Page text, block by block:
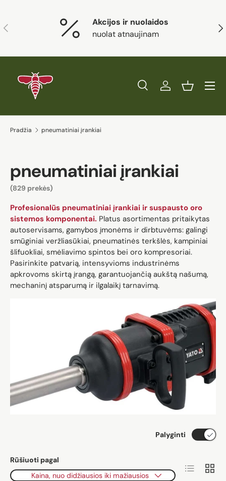
Ankstesnis
Akcijos ir nuolaidos
nuolat atnaujinam
Ieškoti
Prekės tipas
PaieškaPrisijungtiKrepšelis
Pradžia pneumatiniai įrankiai
pneumatiniai įrankiai
(829 prekės)
Profesionalūs pneumatiniai įrankiai ir suspausto oro
sistemos komponentai. Platus asortimentas pritaikytas
autoservisams, gamybos įmonėms ir dirbtuvėms: galingi
smūginiai veržliasūkiai, pneumatinės terkšlės, kampiniai
šlifuokliai, smėliavimo spintos bei oro kompresoriai.
Pasirinkite patvarią, intensyvioms industrinėms
apkrovoms skirtą įrangą, garantuojančią aukštą našumą,
mechaninį atsparumą ir ilgalaikį tarnavimą.
Rūšiuoti pagal
Kaina, nuo didžiausios iki mažiausios
Palyginti
Sąrašas